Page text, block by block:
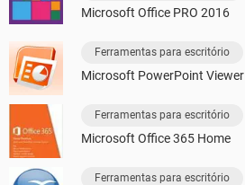
Microsoft Office PRO 2016
Ferramentas para escritório
Microsoft PowerPoint Viewer
Ferramentas para escritório
Microsoft Office 365 Home
Ferramentas para escritório